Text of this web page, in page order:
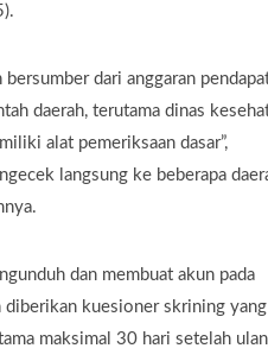
dari anggaran
daerah, terutama dinas
alat pemeriksaan dasar”,
langsung ke beberapa
dan membuat akun pada
diberikan kuesioner skrining yang
maksimal 30 hari setelah